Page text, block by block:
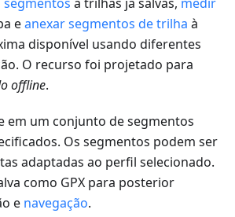
eanexar segmentos de trilha à
disponível usando diferentes
O recurso foi projetado para
offline.
em um conjunto de segmentos
Os segmentos podem ser
adaptadas ao perfil selecionado.
como GPX para posterior
e navegação.